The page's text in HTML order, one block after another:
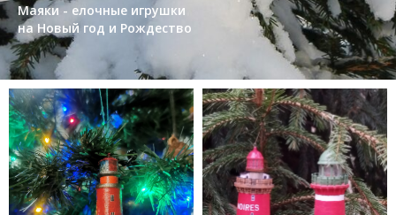
Маяки - елочные игрушки
на Новый год и Рождество